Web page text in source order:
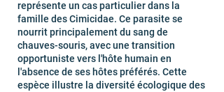
représente un cas particulier dans la
famille des Cimicidae. Ce parasite se
nourrit principalement du sang de
chauves-souris, avec une transition
opportuniste vers l'hôte humain en
l'absence de ses hôtes préférés. Cette
espèce illustre la diversité écologique des